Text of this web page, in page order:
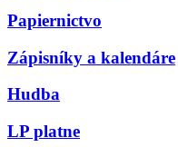
Papiernictvo
Zápisníky a kalendáre
Hudba
LP platne